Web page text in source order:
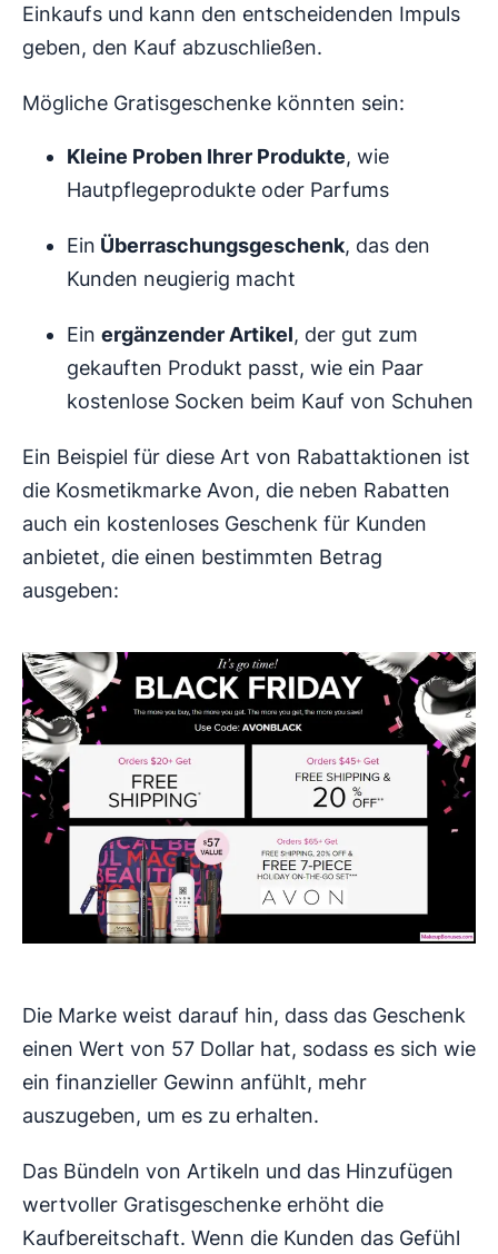
Einkaufs und kann den entscheidenden Impuls
geben, den Kauf abzuschließen.
Mögliche Gratisgeschenke könnten sein:
Kleine Proben Ihrer Produkte, wie
Hautpflegeprodukte oder Parfums
Ein Überraschungsgeschenk, das den
Kunden neugierig macht
Ein ergänzender Artikel, der gut zum
gekauften Produkt passt, wie ein Paar
kostenlose Socken beim Kauf von Schuhen
Ein Beispiel für diese Art von Rabattaktionen ist
die Kosmetikmarke Avon, die neben Rabatten
auch ein kostenloses Geschenk für Kunden
anbietet, die einen bestimmten Betrag
ausgeben:
Die Marke weist darauf hin, dass das Geschenk
einen Wert von 57 Dollar hat, sodass es sich wie
ein finanzieller Gewinn anfühlt, mehr
auszugeben, um es zu erhalten.
Das Bündeln von Artikeln und das Hinzufügen
wertvoller Gratisgeschenke erhöht die
Kaufbereitschaft. Wenn die Kunden das Gefühl